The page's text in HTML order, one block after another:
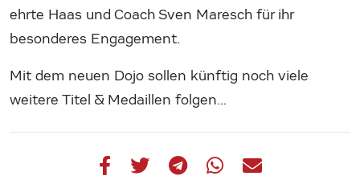
ehrte Haas und Coach Sven Maresch für ihr
besonderes Engagement.
Mit dem neuen Dojo sollen künftig noch viele
weitere Titel & Medaillen folgen…